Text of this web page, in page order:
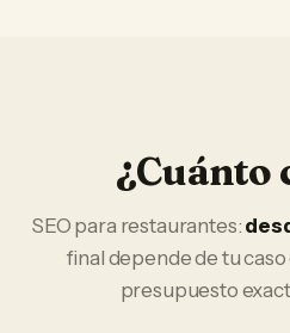
¿Cuánto
SEO para restaurantes:
final depende de tu
presupuesto